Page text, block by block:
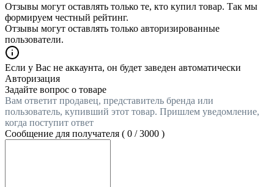
Отзывы могут оставлять только те, кто купил товар. Так мы
формируем честный рейтинг.
Отзывы могут оставлять только авторизированные
пользователи.
Если у Вас не аккаунта, он будет заведен автоматически
Авторизация
Задайте вопрос о товаре
Вам ответит продавец, представитель бренда или
пользователь, купивший этот товар. Пришлем уведомление,
когда поступит ответ
Сообщение для получателя ( 0 /3000 )